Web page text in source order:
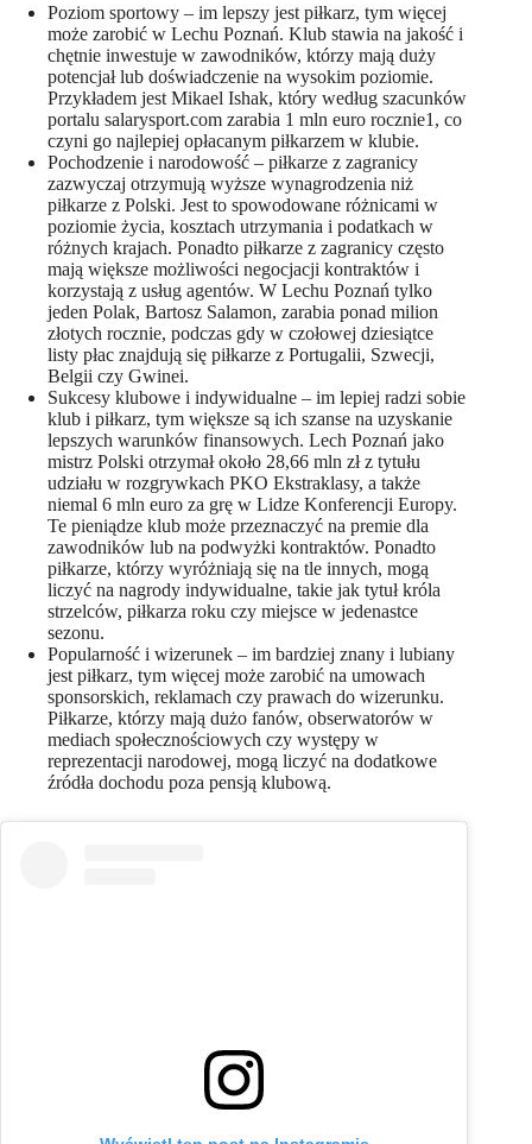
Poziom sportowy – im lepszy jest piłkarz, tym więcej
może zarobić w Lechu Poznań. Klub stawia na jakość i
chętnie inwestuje w zawodników, którzy mają duży
potencjał lub doświadczenie na wysokim poziomie.
Przykładem jest Mikael Ishak, który według szacunków
portalu salarysport.com zarabia 1 mln euro rocznie1, co
czyni go najlepiej opłacanym piłkarzem w klubie.
Pochodzenie i narodowość – piłkarze z zagranicy
zazwyczaj otrzymują wyższe wynagrodzenia niż
piłkarze z Polski. Jest to spowodowane różnicami w
poziomie życia, kosztach utrzymania i podatkach w
różnych krajach. Ponadto piłkarze z zagranicy często
mają większe możliwości negocjacji kontraktów i
korzystają z usług agentów. W Lechu Poznań tylko
jeden Polak, Bartosz Salamon, zarabia ponad milion
złotych rocznie, podczas gdy w czołowej dziesiątce
listy płac znajdują się piłkarze z Portugalii, Szwecji,
Belgii czy Gwinei.
Sukcesy klubowe i indywidualne – im lepiej radzi sobie
klub i piłkarz, tym większe są ich szanse na uzyskanie
lepszych warunków finansowych. Lech Poznań jako
mistrz Polski otrzymał około 28,66 mln zł z tytułu
udziału w rozgrywkach PKO Ekstraklasy, a także
niemal 6 mln euro za grę w Lidze Konferencji Europy.
Te pieniądze klub może przeznaczyć na premie dla
zawodników lub na podwyżki kontraktów. Ponadto
piłkarze, którzy wyróżniają się na tle innych, mogą
liczyć na nagrody indywidualne, takie jak tytuł króla
strzelców, piłkarza roku czy miejsce w jedenastce
sezonu.
Popularność i wizerunek – im bardziej znany i lubiany
jest piłkarz, tym więcej może zarobić na umowach
sponsorskich, reklamach czy prawach do wizerunku.
Piłkarze, którzy mają dużo fanów, obserwatorów w
mediach społecznościowych czy występy w
reprezentacji narodowej, mogą liczyć na dodatkowe
źródła dochodu poza pensją klubową.